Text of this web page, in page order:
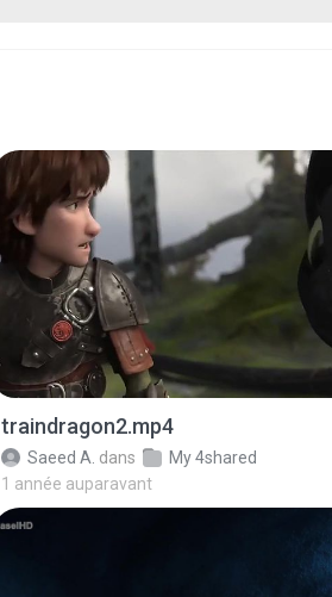
traindragon2.mp4
Saeed A. dans
My 4shared
1 année auparavant